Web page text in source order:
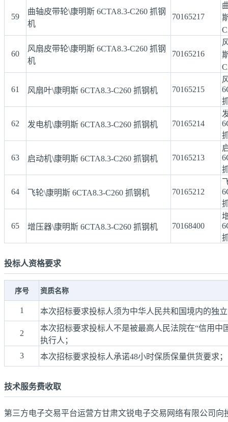
59
曲轴皮带轮\康明斯 6CTA8.3-C260 抓钢
机
70165217
60
风扇皮带轮\康明斯 6CTA8.3-C260 抓钢
机
70165216
61 风扇叶\康明斯 6CTA8.3-C260 抓钢机 70165215
62 发电机\康明斯 6CTA8.3-C260 抓钢机 70165214
63 启动机\康明斯 6CTA8.3-C260 抓钢机 70165213
64 飞轮\康明斯 6CTA8.3-C260 抓钢机 70165212
65 增压器\康明斯 6CTA8.3-C260 抓钢机 70168400
投标人资格要求
序号 资质名称
1 本次招标要求投标人须为中华人民共和国境内的独
2
本次招标要求投标人不是被最高人民法院在“信用
执行人；
3
本次招标要求投标人承诺48小时保质保量供货要求
技术服务费收取
第三方电子交易平台运营方甘肃文锐电子交易网络有限公司向